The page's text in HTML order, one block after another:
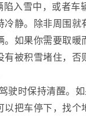
入雪中，或者车
冷静。除非周围就
。如果你需要取暖
有被积雪堵住，否
时保持清醒。如
以把车停下，找个